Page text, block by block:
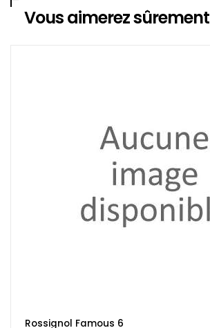
Vous aimerez sûrement
Rossignol Famous 6